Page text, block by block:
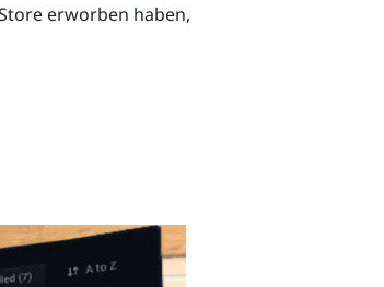
erworben haben,